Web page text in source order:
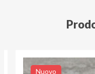
Nuovo